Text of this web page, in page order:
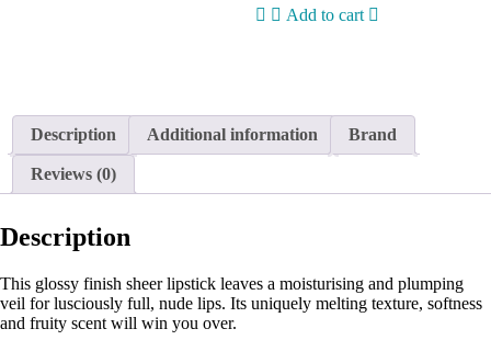
Add to cart
Description Additional information Brand
Reviews (0)
Description
This glossy finish sheer lipstick leaves a moisturising and plumping
veil for lusciously full, nude lips. Its uniquely melting texture, softness
and fruity scent will win you over.